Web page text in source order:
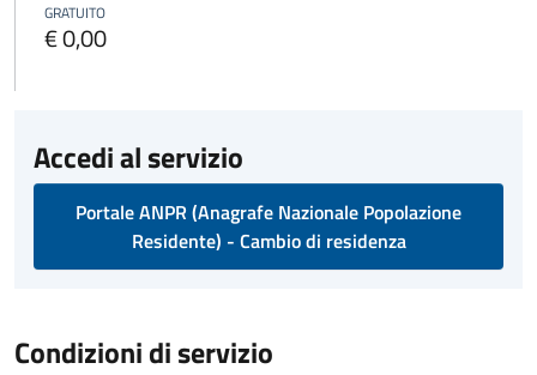
GRATUITO
€ 0,00
Accedi al servizio
Portale ANPR (Anagrafe Nazionale Popolazione
Residente) - Cambio di residenza
Condizioni di servizio